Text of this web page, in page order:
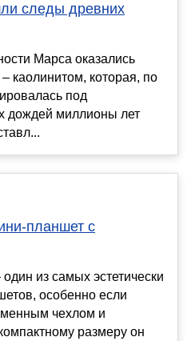
следы древних
Марса оказались
каолинитом, которая, по
под
дождей миллионы лет
планшет с
из самых эстетически
особенно если
чехлом и
размеру он